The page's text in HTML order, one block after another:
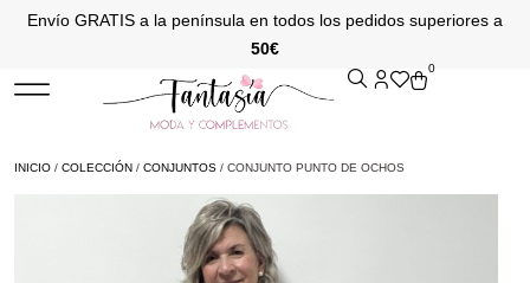
Envío GRATIS a la península en todos los pedidos superiores a
50€
0
INICIO / COLECCIÓN / CONJUNTOS / CONJUNTO PUNTO DE OCHOS